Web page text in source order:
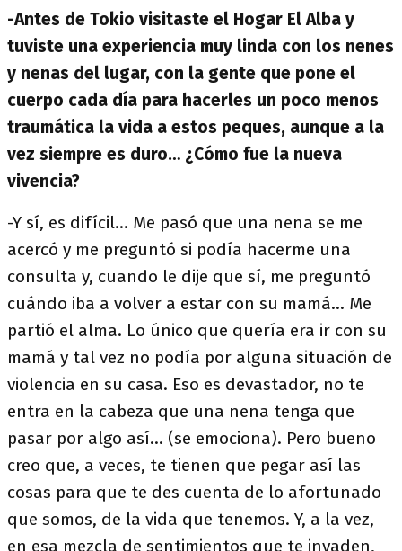
-Antes de Tokio visitaste el Hogar El Alba y
tuviste una experiencia muy linda con los nenes
y nenas del lugar, con la gente que pone el
cuerpo cada día para hacerles un poco menos
traumática la vida a estos peques, aunque a la
vez siempre es duro… ¿Cómo fue la nueva
vivencia?
-Y sí, es difícil… Me pasó que una nena se me
acercó y me preguntó si podía hacerme una
consulta y, cuando le dije que sí, me preguntó
cuándo iba a volver a estar con su mamá… Me
partió el alma. Lo único que quería era ir con su
mamá y tal vez no podía por alguna situación de
violencia en su casa. Eso es devastador, no te
entra en la cabeza que una nena tenga que
pasar por algo así... (se emociona). Pero bueno
creo que, a veces, te tienen que pegar así las
cosas para que te des cuenta de lo afortunado
que somos, de la vida que tenemos. Y, a la vez,
en esa mezcla de sentimientos que te invaden,